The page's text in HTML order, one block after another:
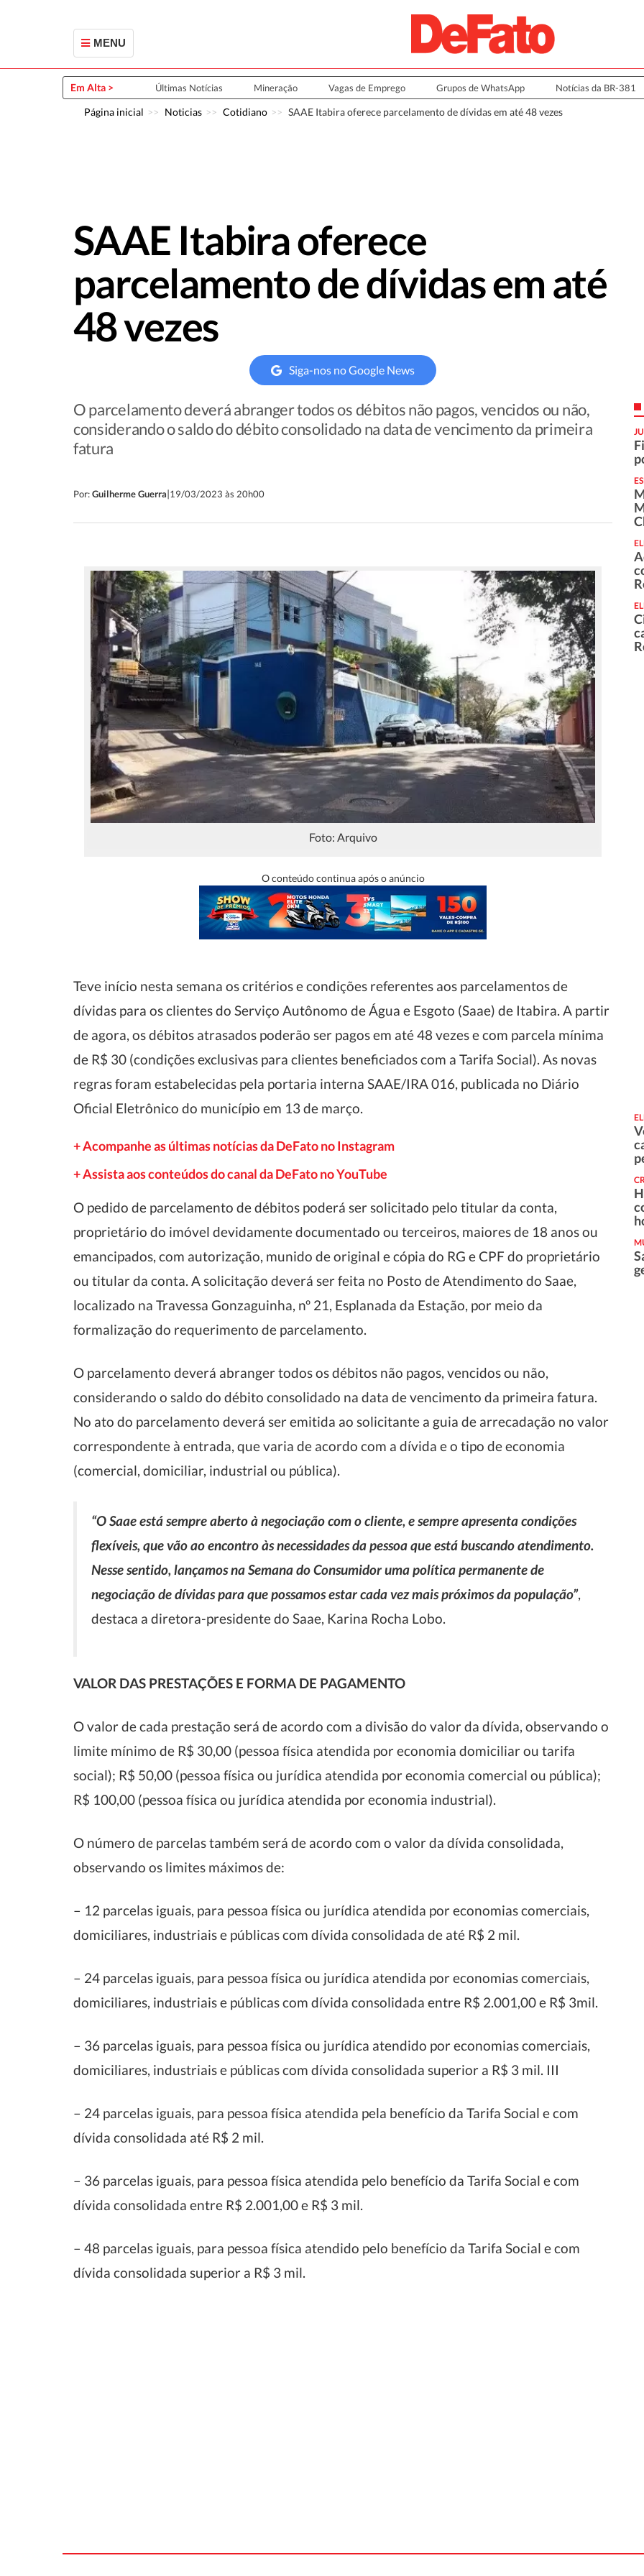
MENU
Em Alta > Últimas Notícias Mineração Vagas de Emprego Grupos de WhatsApp Notícias da BR-381
Página inicial Noticias Cotidiano SAAE Itabira oferece parcelamento de dívidas em até 48 vezes
SAAE Itabira oferece
parcelamento de dívidas em até
48 vezes
Siga-nos no Google News
O parcelamento deverá abranger todos os débitos não pagos, vencidos ou não,
considerando o saldo do débito consolidado na data de vencimento da primeira
fatura
Por:Guilherme Guerra|19/03/2023 às 20h00
Foto: Arquivo
O conteúdo continua após o anúncio
Teve início nesta semana os critérios e condições referentes aos parcelamentos de
dívidas para os clientes do Serviço Autônomo de Água e Esgoto (Saae) de Itabira. A partir
de agora, os débitos atrasados poderão ser pagos em até 48 vezes e com parcela mínima
de R$ 30 (condições exclusivas para clientes beneficiados com a Tarifa Social). As novas
regras foram estabelecidas pela portaria interna SAAE/IRA 016, publicada no Diário
Oficial Eletrônico do município em 13 de março.
+ Acompanhe as últimas notícias da DeFato no Instagram
+ Assista aos conteúdos do canal da DeFato no YouTube
O pedido de parcelamento de débitos poderá ser solicitado pelo titular da conta,
proprietário do imóvel devidamente documentado ou terceiros, maiores de 18 anos ou
emancipados, com autorização, munido de original e cópia do RG e CPF do proprietário
ou titular da conta. A solicitação deverá ser feita no Posto de Atendimento do Saae,
localizado na Travessa Gonzaguinha, nº 21, Esplanada da Estação, por meio da
formalização do requerimento de parcelamento.
O parcelamento deverá abranger todos os débitos não pagos, vencidos ou não,
considerando o saldo do débito consolidado na data de vencimento da primeira fatura.
No ato do parcelamento deverá ser emitida ao solicitante a guia de arrecadação no valor
correspondente à entrada, que varia de acordo com a dívida e o tipo de economia
(comercial, domiciliar, industrial ou pública).
“O Saae está sempre aberto à negociação com o cliente, e sempre apresenta condições
flexíveis, que vão ao encontro às necessidades da pessoa que está buscando atendimento.
Nesse sentido, lançamos na Semana do Consumidor uma política permanente de
negociação de dívidas para que possamos estar cada vez mais próximos da população”,
destaca a diretora-presidente do Saae, Karina Rocha Lobo.
VALOR DAS PRESTAÇÕES E FORMA DE PAGAMENTO
O valor de cada prestação será de acordo com a divisão do valor da dívida, observando o
limite mínimo de R$ 30,00 (pessoa física atendida por economia domiciliar ou tarifa
social); R$ 50,00 (pessoa física ou jurídica atendida por economia comercial ou pública);
R$ 100,00 (pessoa física ou jurídica atendida por economia industrial).
O número de parcelas também será de acordo com o valor da dívida consolidada,
observando os limites máximos de:
– 12 parcelas iguais, para pessoa física ou jurídica atendida por economias comerciais,
domiciliares, industriais e públicas com dívida consolidada de até R$ 2 mil.
– 24 parcelas iguais, para pessoa física ou jurídica atendida por economias comerciais,
domiciliares, industriais e públicas com dívida consolidada entre R$ 2.001,00 e R$ 3mil.
– 36 parcelas iguais, para pessoa física ou jurídica atendido por economias comerciais,
domiciliares, industriais e públicas com dívida consolidada superior a R$ 3 mil. III
– 24 parcelas iguais, para pessoa física atendida pela benefício da Tarifa Social e com
dívida consolidada até R$ 2 mil.
– 36 parcelas iguais, para pessoa física atendida pelo benefício da Tarifa Social e com
dívida consolidada entre R$ 2.001,00 e R$ 3 mil.
– 48 parcelas iguais, para pessoa física atendido pelo benefício da Tarifa Social e com
dívida consolidada superior a R$ 3 mil.